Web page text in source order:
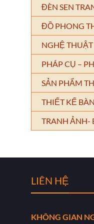
ĐÈN SEN
ĐỒ PHONG
NGHỆ
PHÁP CỤ –
SẢN PHẨM
THIẾT KẾ
TRANH ẢNH-
LIÊN HỆ
KHÔNG GIAN